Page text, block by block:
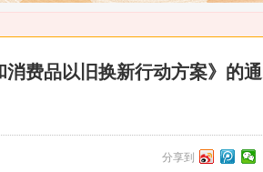
费品以旧换新行动方案》的通
分享到